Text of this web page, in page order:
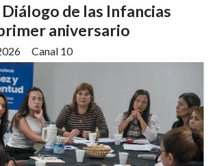
Diálogo de las Infancias
aniversario
Canal 10